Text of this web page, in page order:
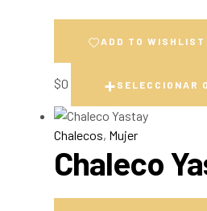
ADD TO WISHLIST
$0 SELECCIONAR
Chalecos, Mujer
Chaleco